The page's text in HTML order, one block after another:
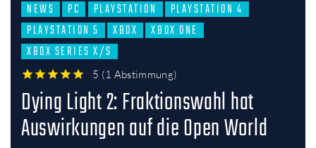
NEWS PC PLAYSTATION
PLAYSTATION 4
PLAYSTATION 5
XBOX
XBOX ONE
XBOX SERIES X/S
5 (1 Abstimmung)
Dying Light 2: Fraktionswahl hat
Auswirkungen auf die Open World